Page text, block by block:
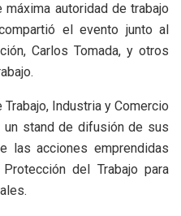
máxima autoridad de trabajo
el evento junto al
Carlos Tomada, y otros
Industria y Comercio
un stand de difusión de sus
las acciones emprendidas
del Trabajo para